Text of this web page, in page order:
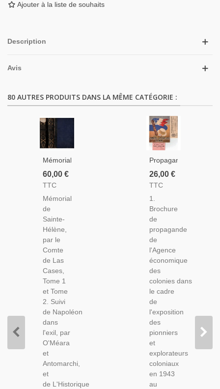
Ajouter à la liste de souhaits
Description
Avis
80 AUTRES PRODUITS DANS LA MÊME CATÉGORIE :
Mémorial
De
Sainte-
2 Tomes,
De Las
Cases,
1842 -
Mémoires
De
Napoléon
Bonaparte
En Exil,
Ier
Empire
60,00 €
TTC
Mémorial
de
Sainte-
Hélène,
par le
Comte
de Las
Cases,
Tome 1
et Tome
2. Suivi
de Napoléon
dans
l'exil, par
O'Méara
et
Antomarchi,
et
de L'Historique
Propagande
Coloniale,
Ticket
Exposition
Et
Brochure
Pionners
Et
Explorateurs
Coloniaux,
1943 -
Trains,
Empire
Colonial
26,00 €
TTC
1.
Brochure
de
propagande
de
l'Agence
économique
des
colonies dans
le cadre
de
l'exposition
des
pionniers
et
explorateurs
coloniaux
en 1943
au